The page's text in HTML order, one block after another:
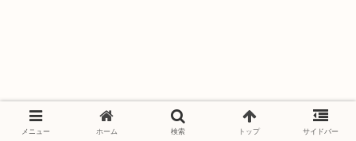
メニュー ホーム 検索 トップ サイドバー